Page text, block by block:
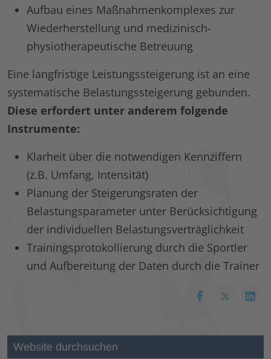
Aufbau eines Maßnahmenkomplexes zur
Wiederherstellung und medizinisch-
physiotherapeutische Betreuung
Eine langfristige Leistungssteigerung ist an eine
systematische Belastungssteigerung gebunden.
Diese erfordert unter anderem folgende
Instrumente:
Klarheit über die notwendigen Kennziffern
(z.B. Umfang, Intensität)
Planung der Steigerungsraten der
Belastungsparameter unter Berücksichtigung
der individuellen Belastungsverträglichkeit
Trainingsprotokollierung durch die Sportler
und Aufbereitung der Daten durch die Trainer
Website durchsuchen